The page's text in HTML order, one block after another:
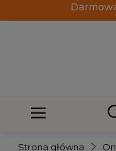
Strona główna On